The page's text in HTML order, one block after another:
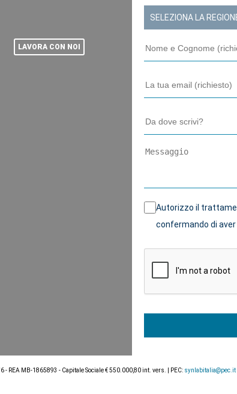
SELEZIONA LA
Autorizzo il
confermando di
LAVORA CON NOI
REA MB-1865893 - Capitale Sociale € 550.000,80 int. vers. | PEC: synlabitalia@pec.it